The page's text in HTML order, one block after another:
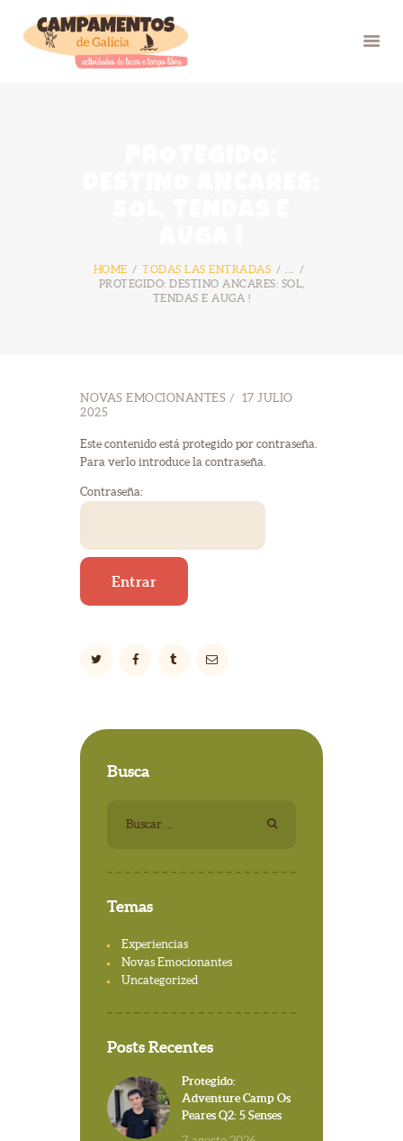
HOME TODAS LAS ENTRADAS
PROTEGIDO: DESTINO ANCARES: SOL,
TENDAS E AUGA !
NÓS
CONTACTO
NOVAS EMOCIONANTES
17 JULIO
2025
Este contenido está protegido por contraseña.
Para verlo introduce la contraseña.
Contraseña:
Busca
Temas
Experiencias
Novas Emocionantes
Uncategorized
Posts Recentes
Protegido:
Adventure Camp Os
Peares Q2: 5 Senses